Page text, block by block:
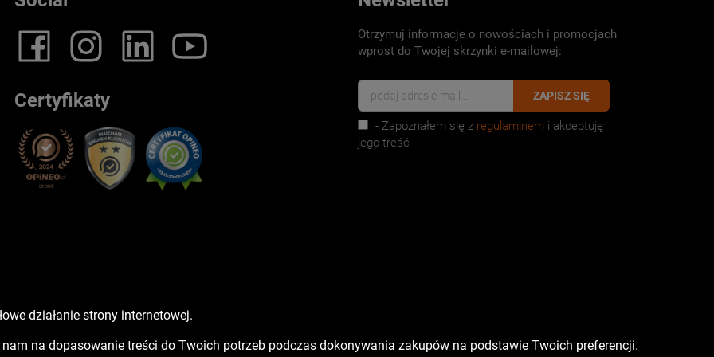
Certyfikaty
Otrzymuj informacje o nowościach i promocjach
wprost do Twojej skrzynki e-mailowej:
ZAPISZ SIĘ
- Zapoznałem się z regulaminem i akceptuję
jego treść
działanie strony internetowej.
na dopasowanie treści do Twoich potrzeb podczas dokonywania zakupów na podstawie Twoich preferencji.